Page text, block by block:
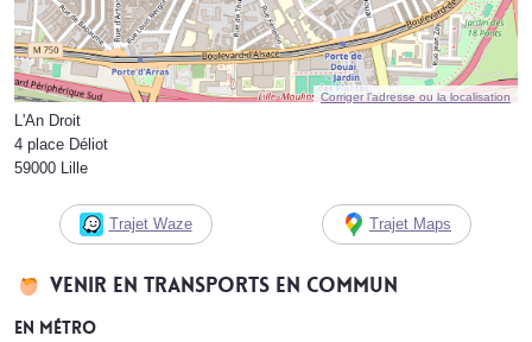
Corriger l’adresse ou la localisation
L'An Droit
4 place Déliot
59000 Lille
Trajet Waze Trajet Maps
Venir en transports en commun
En métro